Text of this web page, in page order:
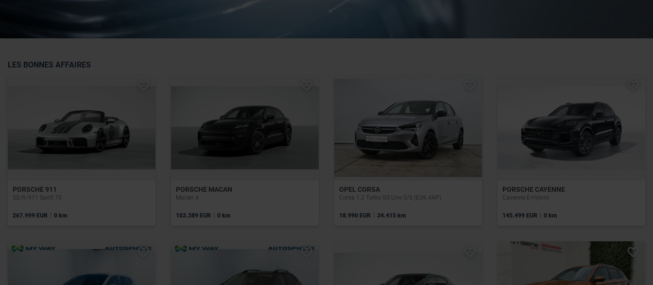
LES BONNES AFFAIRES
PORSCHE 911
$$/fr/911 Spirit 70
267.999 EUR | 0 km
PORSCHE MACAN
Macan 4
103.389 EUR | 0 km
OPEL CORSA
Corsa 1.2 Turbo GS Line S/S (EU6.4AP)
18.990 EUR | 34.415 km
PORSCHE CAYENNE
Cayenne E-Hybrid
145.499 EUR | 0 km